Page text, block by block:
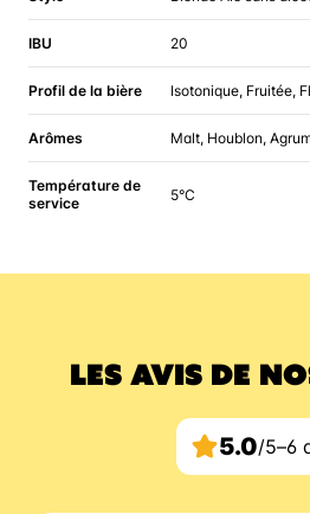
IBU 20
Profil de la bière Isotonique, Fruitée,
Arômes Malt, Houblon,
Température de
service
5°C
LES AVIS DE
5.0/5–6